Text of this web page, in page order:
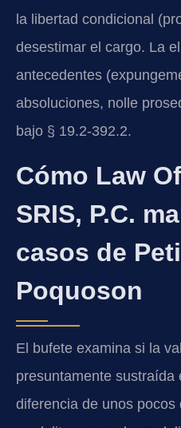
la libertad condicional
desestimar el cargo. La
antecedentes
absoluciones, nolle
bajo § 19.2-392.2.
Cómo Law
SRIS, P.C.
casos de
Poquoson
El bufete examina si la
presuntamente
diferencia de unos